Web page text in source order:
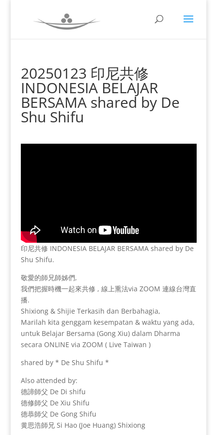
20250123 印尼共修
INDONESIA BELAJAR
BERSAMA shared by De
Shu Shifu
印尼共修 INDONESIA BELAJAR BERSAMA shared by De
Shu Shifu.
敬愛的師兄師姊們,
我們把握時機一起來共修 , 線上熏法via ZOOM 連線台灣直
播.
Shixiong & Shijie Terkasih dan Berbahagia,
Marilah kita genggam kesempatan & waktu yang ada,
untuk Belajar Bersama (Gong Xiu) dalam Dharma
secara ONLINE via ZOOM ( Live Taiwan )
shared by * De Shu Shifu *
Also attended by:
德諦師父 De Di shifu
德修師父 De Xiu Shifu
德恭師父 De Gong Shifu
黄思浩師兄 Si Hao (Joe Huang) Shixiong